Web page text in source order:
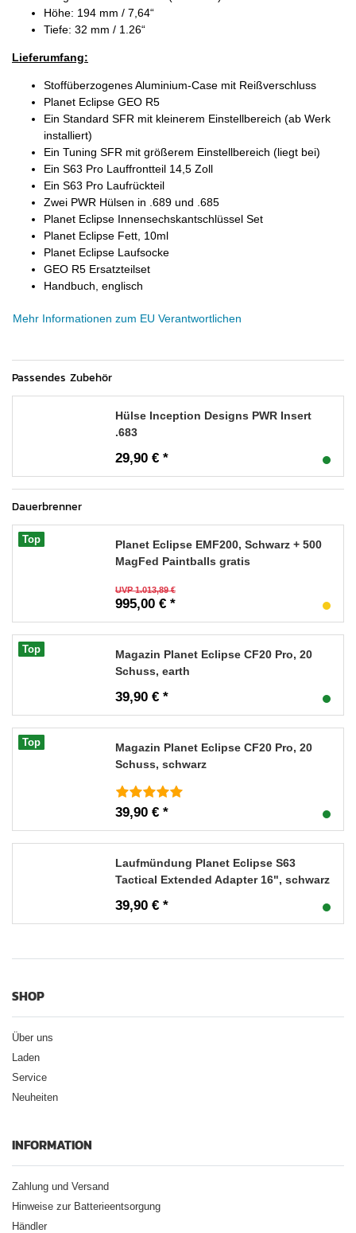
Höhe: 194 mm / 7,64“
Tiefe: 32 mm / 1.26“
Lieferumfang:
Stoffüberzogenes Aluminium-Case mit Reißverschluss
Planet Eclipse GEO R5
Ein Standard SFR mit kleinerem Einstellbereich (ab Werk
installiert)
Ein Tuning SFR mit größerem Einstellbereich (liegt bei)
Ein S63 Pro Lauffrontteil 14,5 Zoll
Ein S63 Pro Laufrückteil
Zwei PWR Hülsen in .689 und .685
Planet Eclipse Innensechskantschlüssel Set
Planet Eclipse Fett, 10ml
Planet Eclipse Laufsocke
GEO R5 Ersatzteilset
Handbuch, englisch
Mehr Informationen zum EU Verantwortlichen
Passendes Zubehör
Hülse Inception Designs PWR Insert
.683
29,90 € *
Dauerbrenner
Top
Planet Eclipse EMF200, Schwarz + 500
MagFed Paintballs gratis
UVP 1.013,89 €
995,00 € *
Top
Magazin Planet Eclipse CF20 Pro, 20
Schuss, earth
39,90 € *
Top
Magazin Planet Eclipse CF20 Pro, 20
Schuss, schwarz
39,90 € *
Laufmündung Planet Eclipse S63
Tactical Extended Adapter 16", schwarz
39,90 € *
SHOP
Über uns
Laden
Service
Neuheiten
INFORMATION
Zahlung und Versand
Hinweise zur Batterieentsorgung
Händler